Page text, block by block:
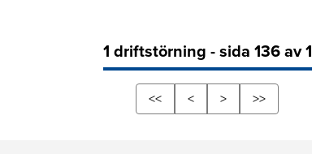
1 driftstörning - sida 136 av 1
<< < > >>